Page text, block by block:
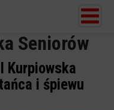
Seniorów
Kurpiowska
i śpiewu